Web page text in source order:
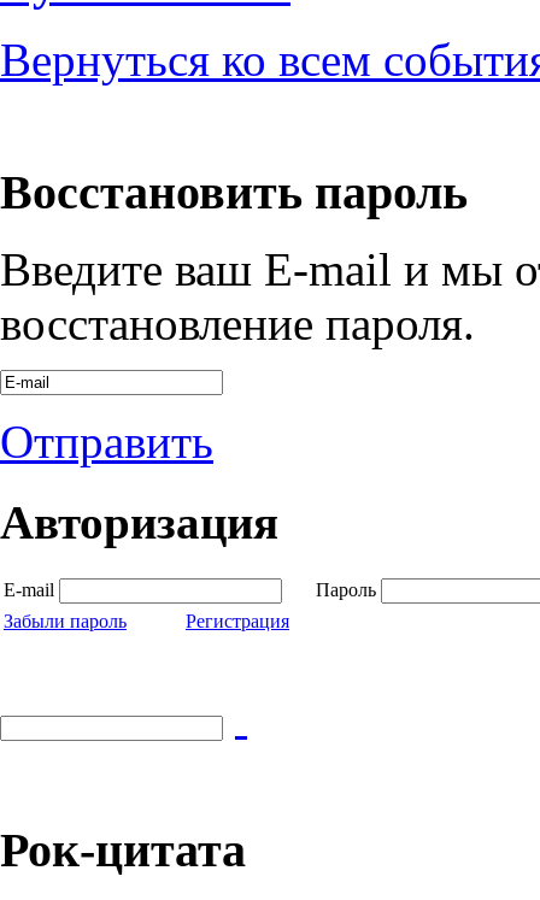
Вернуться ко всем
Восстановить пароль
Введите ваш E-mail и мы
восстановление пароля.
Отправить
Авторизация
E-mail
Пароль
Забыли пароль
Регистрация
Рок-цитата